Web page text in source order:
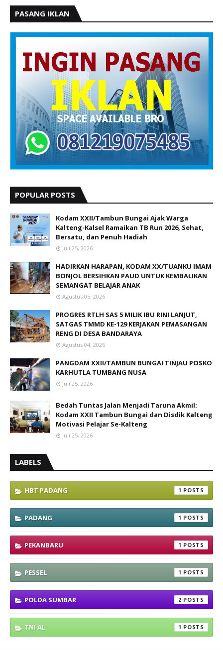
PASANG IKLAN
POPULAR POSTS
Kodam XXII/Tambun Bungai Ajak Warga
Kalteng-Kalsel Ramaikan TB Run 2026, Sehat,
Bersatu, dan Penuh Hadiah
Juli 25, 2026
HADIRKAN HARAPAN, KODAM XX/TUANKU IMAM
BONJOL BERSIHKAN PAUD UNTUK KEMBALIKAN
SEMANGAT BELAJAR ANAK
Agustus 05, 2026
PROGRES RTLH SAS 5 MILIK IBU RINI LANJUT,
SATGAS TMMD KE-129 KERJAKAN PEMASANGAN
RENG DI DESA BANDARAYA
Agustus 04, 2026
PANGDAM XXII/TAMBUN BUNGAI TINJAU POSKO
KARHUTLA TUMBANG NUSA
Juli 25, 2026
Bedah Tuntas Jalan Menjadi Taruna Akmil:
Kodam XXII Tambun Bungai dan Disdik Kalteng
Motivasi Pelajar Se-Kalteng
Juli 25, 2026
LABELS
HBT PADANG 1
PADANG 1
PEKANBARU 1
PESSEL 1
POLDA SUMBAR 2
TNI AL 1